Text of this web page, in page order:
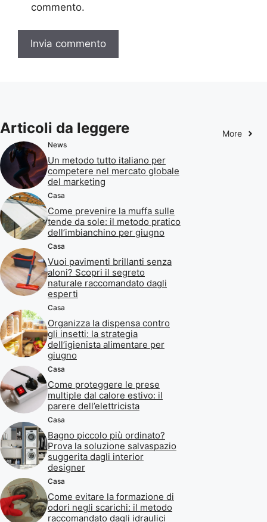
commento.
Articoli da leggere More
News
Un metodo tutto italiano per
competere nel mercato globale
del marketing
Casa
Come prevenire la muffa sulle
tende da sole: il metodo pratico
dell’imbianchino per giugno
Casa
Vuoi pavimenti brillanti senza
aloni? Scopri il segreto
naturale raccomandato dagli
esperti
Casa
Organizza la dispensa contro
gli insetti: la strategia
dell’igienista alimentare per
giugno
Casa
Come proteggere le prese
multiple dal calore estivo: il
parere dell’elettricista
Casa
Bagno piccolo più ordinato?
Prova la soluzione salvaspazio
suggerita dagli interior
designer
Casa
Come evitare la formazione di
odori negli scarichi: il metodo
raccomandato dagli idraulici